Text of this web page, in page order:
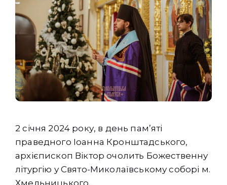
2 січня 2024 року, в день памʼяті
праведного Іоанна Кронштадського,
архієпископ Віктор очолить Божественну
літургію у Свято-Миколаївському соборі м.
Хмельницького.